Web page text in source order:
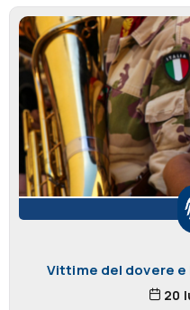
Vittime del dovere
20